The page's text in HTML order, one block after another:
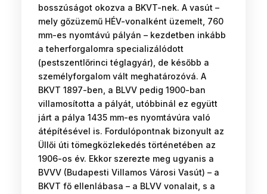
bosszúságot okozva a BKVT-nek. A vasút –
mely gőzüzemű HÉV-vonalként üzemelt, 760
mm-es nyomtávú pályán – kezdetben inkább
a teherforgalomra specializálódott
(pestszentlőrinci téglagyár), de később a
személyforgalom vált meghatározóvá. A
BKVT 1897-ben, a BLVV pedig 1900-ban
villamosította a pályát, utóbbinál ez együtt
járt a pálya 1435 mm-es nyomtávúra való
átépítésével is. Fordulópontnak bizonyult az
Üllői úti tömegközlekedés történetében az
1906-os év. Ekkor szerezte meg ugyanis a
BVVV (Budapesti Villamos Városi Vasút) – a
BKVT fő ellenlábasa – a BLVV vonalait, s a